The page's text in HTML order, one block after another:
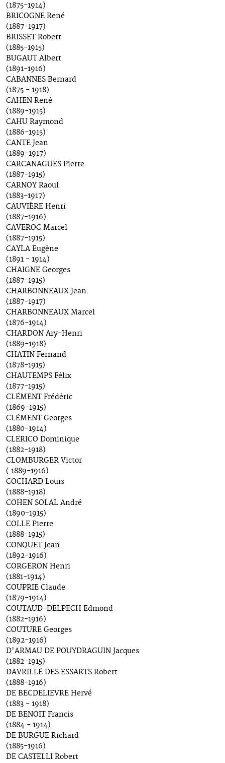
(1875-1914)
BRICOGNE René
(1887-1917)
BRISSET Robert
(1885-1915)
BUGAUT Albert
(1891-1916)
CABANNES Bernard
(1875 - 1918)
CAHEN René
(1889-1915)
CAHU Raymond
(1886-1915)
CANTE Jean
(1889-1917)
CARCANAGUES Pierre
(1887-1915)
CARNOY Raoul
(1883-1917)
CAUVIÈRE Henri
(1887-1916)
CAVEROC Marcel
(1887-1915)
CAYLA Eugène
(1891 - 1914)
CHAIGNE Georges
(1887-1915)
CHARBONNEAUX Jean
(1887-1917)
CHARBONNEAUX Marcel
(1876-1914)
CHARDON Ary-Henri
(1889-1918)
CHATIN Fernand
(1878-1915)
CHAUTEMPS Félix
(1877-1915)
CLÉMENT Frédéric
(1869-1915)
CLÉMENT Georges
(1880-1914)
CLERICO Dominique
(1882-1918)
CLOMBURGER Victor
( 1889-1916)
COCHARD Louis
(1888-1918)
COHEN SOLAL André
(1890-1915)
COLLE Pierre
(1888-1915)
CONQUET Jean
(1892-1916)
CORGERON Henri
(1881-1914)
COUPRIE Claude
(1879-1914)
COUTAUD-DELPECH Edmond
(1882-1916)
COUTURE Georges
(1892-1916)
D'ARMAU DE POUYDRAGUIN Jacques
(1882-1915)
DAVRILLÉ DES ESSARTS Robert
(1888-1916)
DE BECDELIEVRE Hervé
(1883 - 1918)
DE BENOIT Francis
(1884 - 1914)
DE BURGUE Richard
(1885-1916)
DE CASTELLI Robert